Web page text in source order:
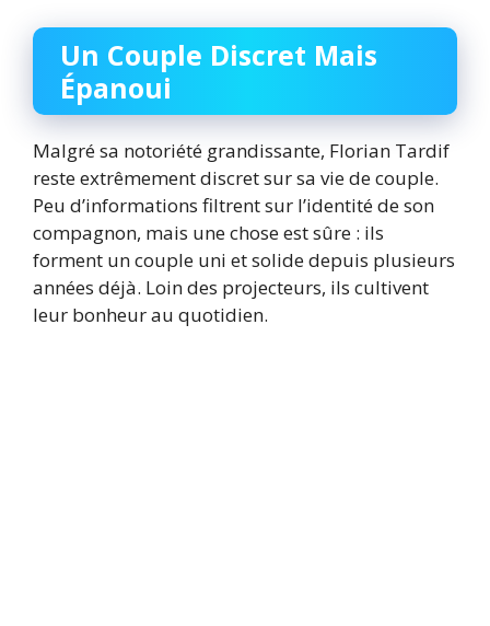
Un Couple Discret Mais
Épanoui
Malgré sa notoriété grandissante, Florian Tardif
reste extrêmement discret sur sa vie de couple.
Peu d’informations filtrent sur l’identité de son
compagnon, mais une chose est sûre : ils
forment un couple uni et solide depuis plusieurs
années déjà. Loin des projecteurs, ils cultivent
leur bonheur au quotidien.